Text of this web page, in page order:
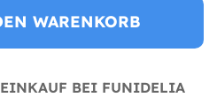
WARENKORB
EINKAUF BEI FUNIDELIA